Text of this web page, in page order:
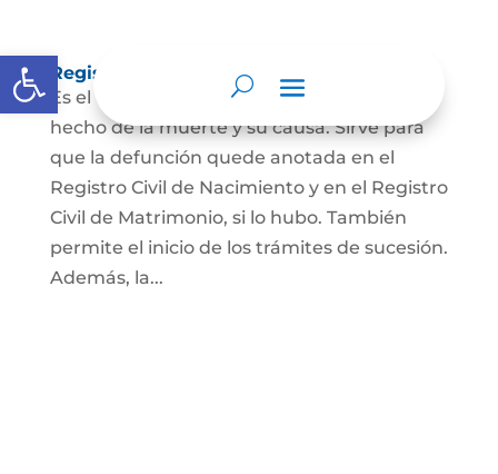
Abrir barra de herramientas
Registro Civil de Defunción
Es el documento público que prueba el
hecho de la muerte y su causa. Sirve para
que la defunción quede anotada en el
Registro Civil de Nacimiento y en el Registro
Civil de Matrimonio, si lo hubo. También
permite el inicio de los trámites de sucesión.
Además, la...